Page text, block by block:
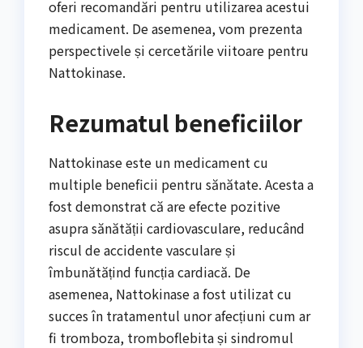
oferi recomandări pentru utilizarea acestui
medicament. De asemenea, vom prezenta
perspectivele și cercetările viitoare pentru
Nattokinase.
Rezumatul beneficiilor
Nattokinase este un medicament cu
multiple beneficii pentru sănătate. Acesta a
fost demonstrat că are efecte pozitive
asupra sănătății cardiovasculare, reducând
riscul de accidente vasculare și
îmbunătățind funcția cardiacă. De
asemenea, Nattokinase a fost utilizat cu
succes în tratamentul unor afecțiuni cum ar
fi tromboza, tromboflebita și sindromul